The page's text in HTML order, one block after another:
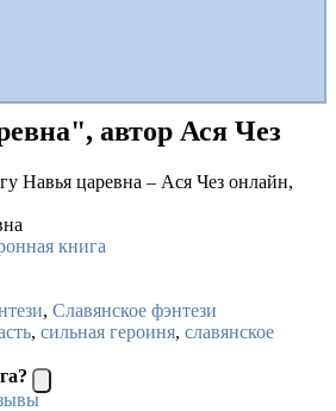
автор Ася Чез
книга
, Славянское фэнтези
, сильная героиня, славянское